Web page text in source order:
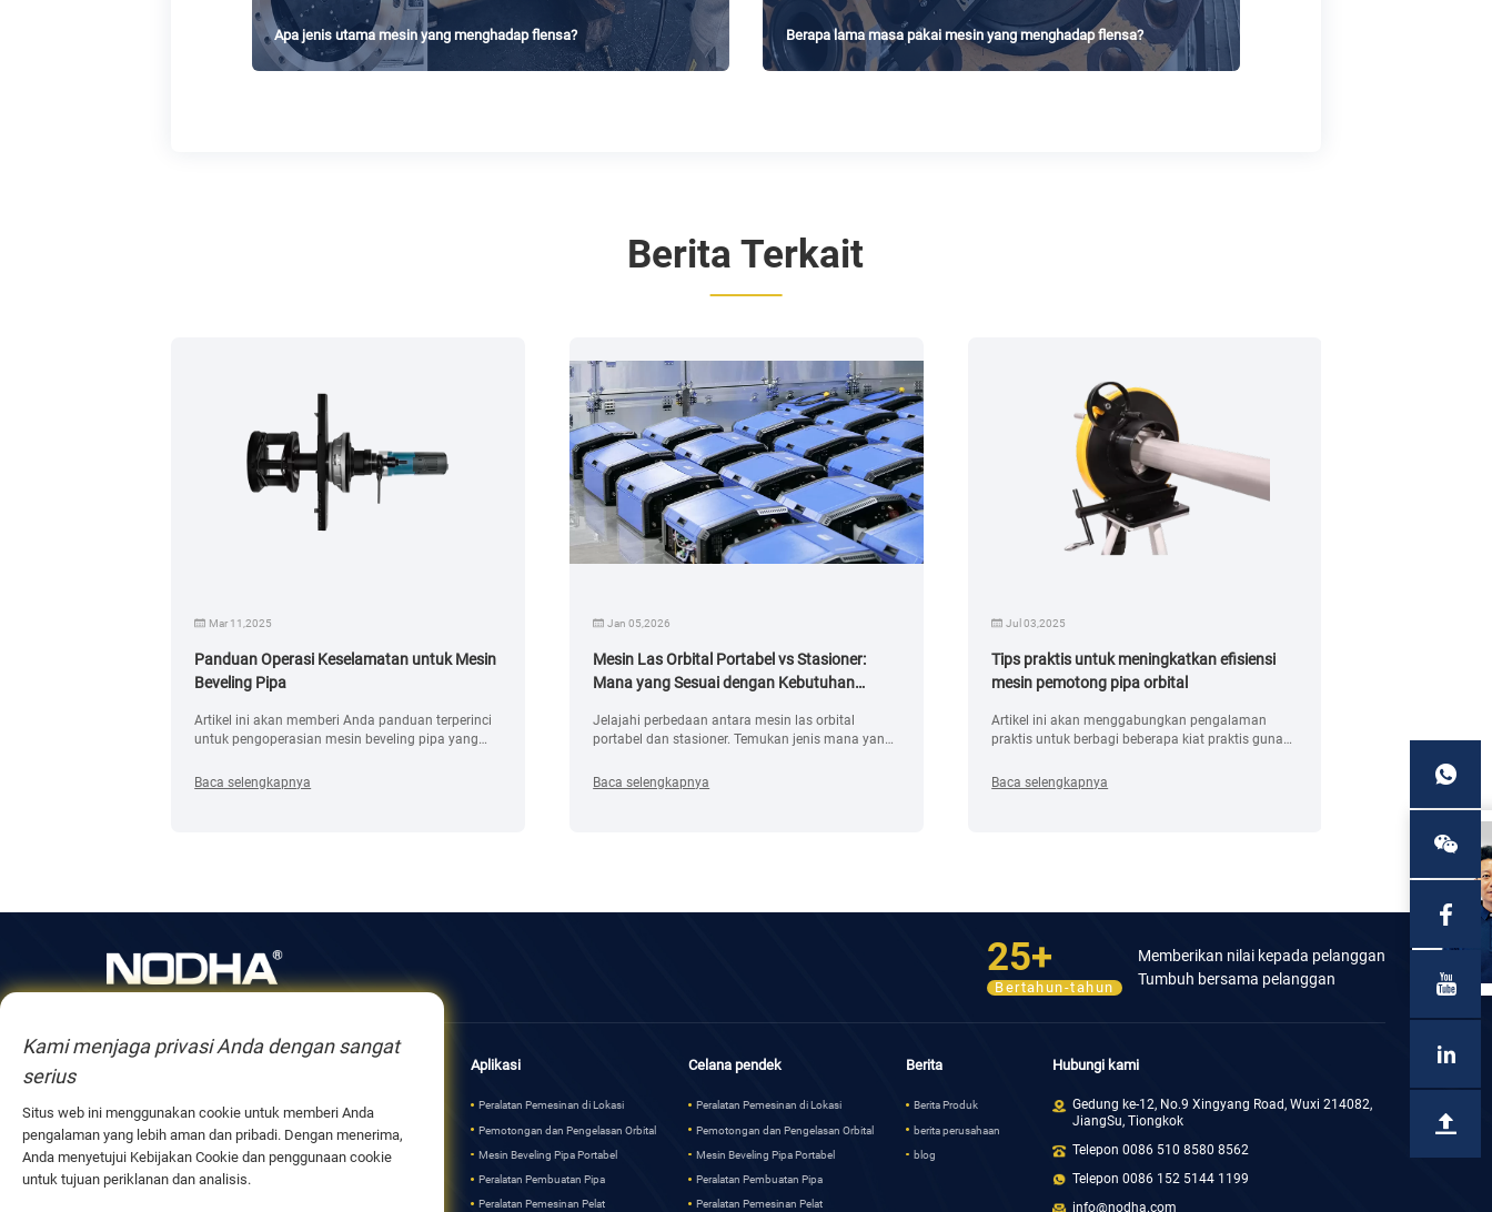
Apa jenis utama mesin yang menghadap flensa? Berapa lama masa pakai mesin yang menghadap flensa?
Berita Terkait
Mar 11,2025
Panduan Operasi Keselamatan untuk Mesin
Beveling Pipa
Artikel ini akan memberi Anda panduan terperinci
untuk pengoperasian mesin beveling pipa yang
keamanan menggunakan mesin beveling pipa.
Baca selengkapnya
Jan 05,2026
Mesin Las Orbital Portabel vs Stasioner:
Mana yang Sesuai dengan Kebutuhan
Jelajahi perbedaan antara mesin las orbital
portabel dan stasioner. Temukan jenis mana yang
presisi, dan anggaran Anda.
Baca selengkapnya
Jul 03,2025
Tips praktis untuk meningkatkan efisiensi
mesin pemotong pipa orbital
Artikel ini akan menggabungkan pengalaman
praktis untuk berbagi beberapa kiat praktis guna
pemotong pipa orbital, membantu membuat
Baca selengkapnya
25+
Bertahun-tahun
Memberikan nilai kepada pelanggan
Tumbuh bersama pelanggan
Tentang NODHA
Mitra Perusahaan
Perkembangan
Peralatan Pemesinan di Lokasi
Pemotongan dan Pengelasan Orbital
Mesin Beveling Pipa Portabel
Aplikasi
Peralatan Pemesinan di Lokasi
Pemotongan dan Pengelasan Orbital
Mesin Beveling Pipa Portabel
Peralatan Pembuatan Pipa
Peralatan Pemesinan Pelat
Celana pendek
Peralatan Pemesinan di Lokasi
Pemotongan dan Pengelasan Orbital
Mesin Beveling Pipa Portabel
Peralatan Pembuatan Pipa
Peralatan Pemesinan Pelat
Berita
Berita Produk
berita perusahaan
blog
Hubungi kami
Gedung ke-12, No.9 Xingyang Road, Wuxi 214082,
JiangSu, Tiongkok
Telepon 0086 510 8580 8562
Telepon 0086 152 5144 1199
info@nodha.com
Kami menjaga privasi Anda dengan sangat
serius
Situs web ini menggunakan cookie untuk memberi Anda
pengalaman yang lebih aman dan pribadi. Dengan menerima,
Anda menyetujui Kebijakan Cookie dan penggunaan cookie
untuk tujuan periklanan dan analisis.